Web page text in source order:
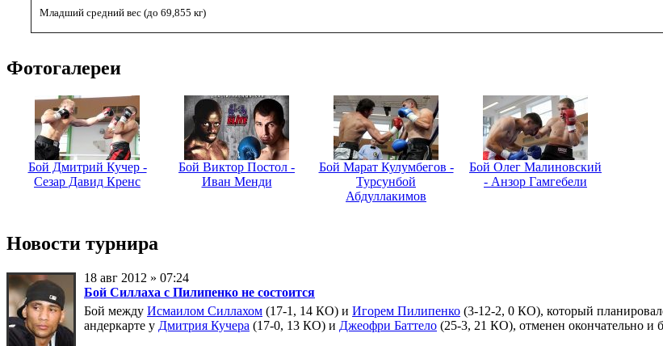
Младший средний вес (до 69,855 кг)
Фотогалереи
Бой Дмитрий Кучер -
Сезар Давид Кренс
Бой Виктор Постол -
Иван Менди
Бой Марат Кулумбегов -
Турсунбой
Абдуллакимов
Бой Олег Малиновский
- Анзор Гамгебели
Новости турнира
18 авг 2012 » 07:24
Бой Силлаха с Пилипенко не состоится
Бой между Исмаилом Силлахом (17-1, 14 КО) и Игорем Пилипенко (3-12-2, 0 КО), который
андеркарте у Дмитрия Кучера (17-0, 13 КО) и Джеофри Баттело (25-3, 21 КО), отменен окончательно и